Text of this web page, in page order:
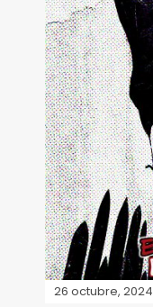
26 octubre, 2024